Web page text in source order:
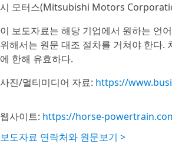
시 모터스(Mitsubishi Motors
이 보도자료는 해당 기업에서 원하는 언
위해서는 원문 대조 절차를 거쳐야 한다.
에 한해 유효하다.
사진/멀티미디어 자료: https://
웹사이트: https://horse-
보도자료 연락처와 원문보기 >